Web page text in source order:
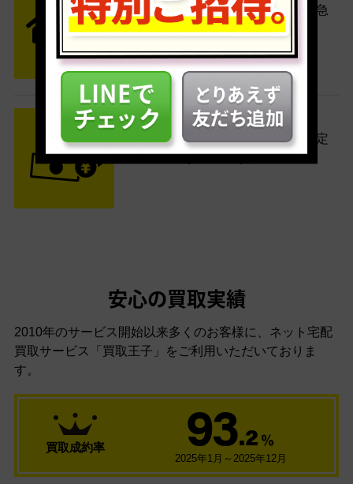
送料無料でご自宅から発送！佐川急
便がご自宅まで引き取りに伺いま
STEP3 ご入金
査定結果はメールでお知らせ。査定
結果がOKなら金額をお支払い！
安心の買取実績
2010年のサービス開始以来多くのお客様に、 ネット宅配
買取サービス「買取王子」をご利用いただいておりま
す。
買取成約率 93.2 ％
2025年1月～2025年12月